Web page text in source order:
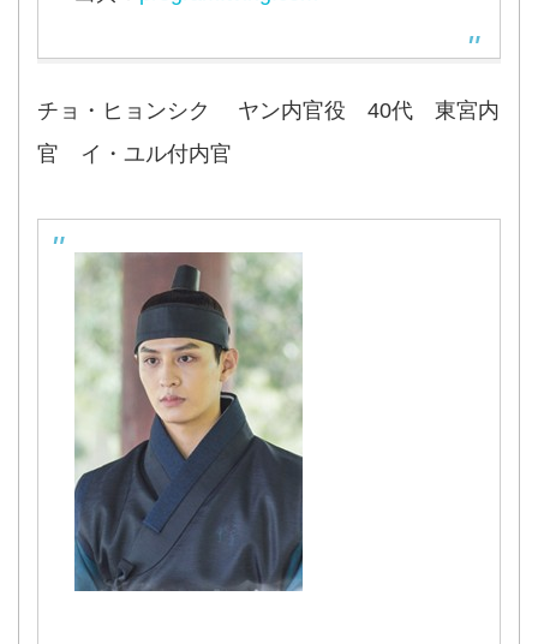
チョ・ヒョンシク ヤン内官役 40代 東宮内
官 イ・ユル付内官